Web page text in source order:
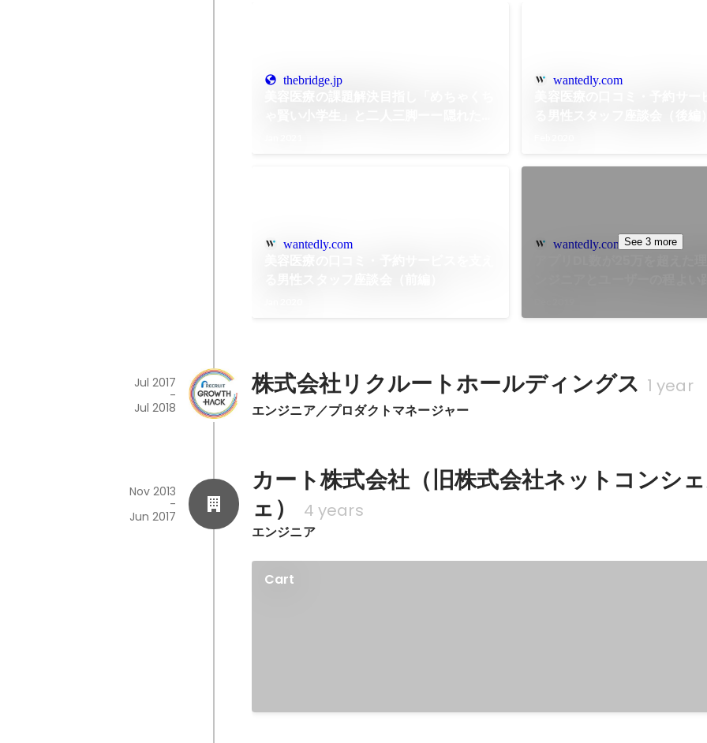
thebridge.jp wantedly.com
wantedly.com wantedly.com See 3 more
株式会社リクルートホールディングス 1 year
エンジニア／プロダクトマネージャー
Jul 2017
-
Jul 2018
カート株式会社（旧株式会社ネットコンシ
ェ）
4 years
エンジニア
Nov 2013
-
Jun 2017
Cart